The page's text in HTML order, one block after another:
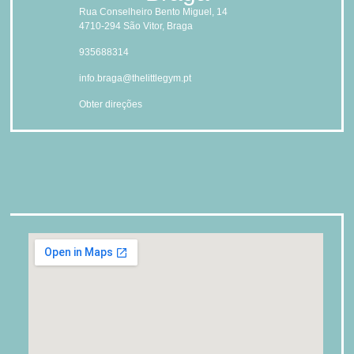
Rua Conselheiro Bento Miguel, 14
4710-294 São Vitor, Braga
935688314
info.braga@thelittlegym.pt
Obter direções